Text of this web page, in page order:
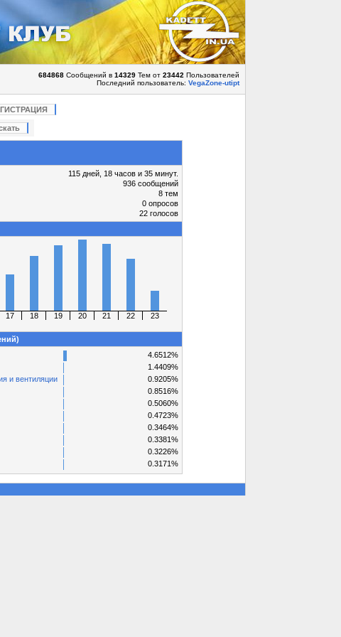
684868Сообщений в 14329Тем от 23442 Пользователей
Последний пользователь: VegaZone-utipt
115 дней, 18 часов и 35 минут.
936 сообщений
8 тем
0 опросов
22 голосов
17 18 19 20 21 22
23
4.6512%
1.4409%
и вентиляции
0.9205%
0.8516%
0.5060%
0.4723%
0.3464%
0.3381%
0.3226%
0.3171%